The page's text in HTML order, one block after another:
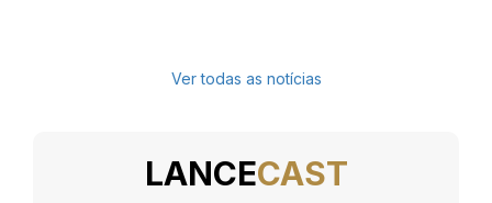
Ver todas as notícias
LANCECAST